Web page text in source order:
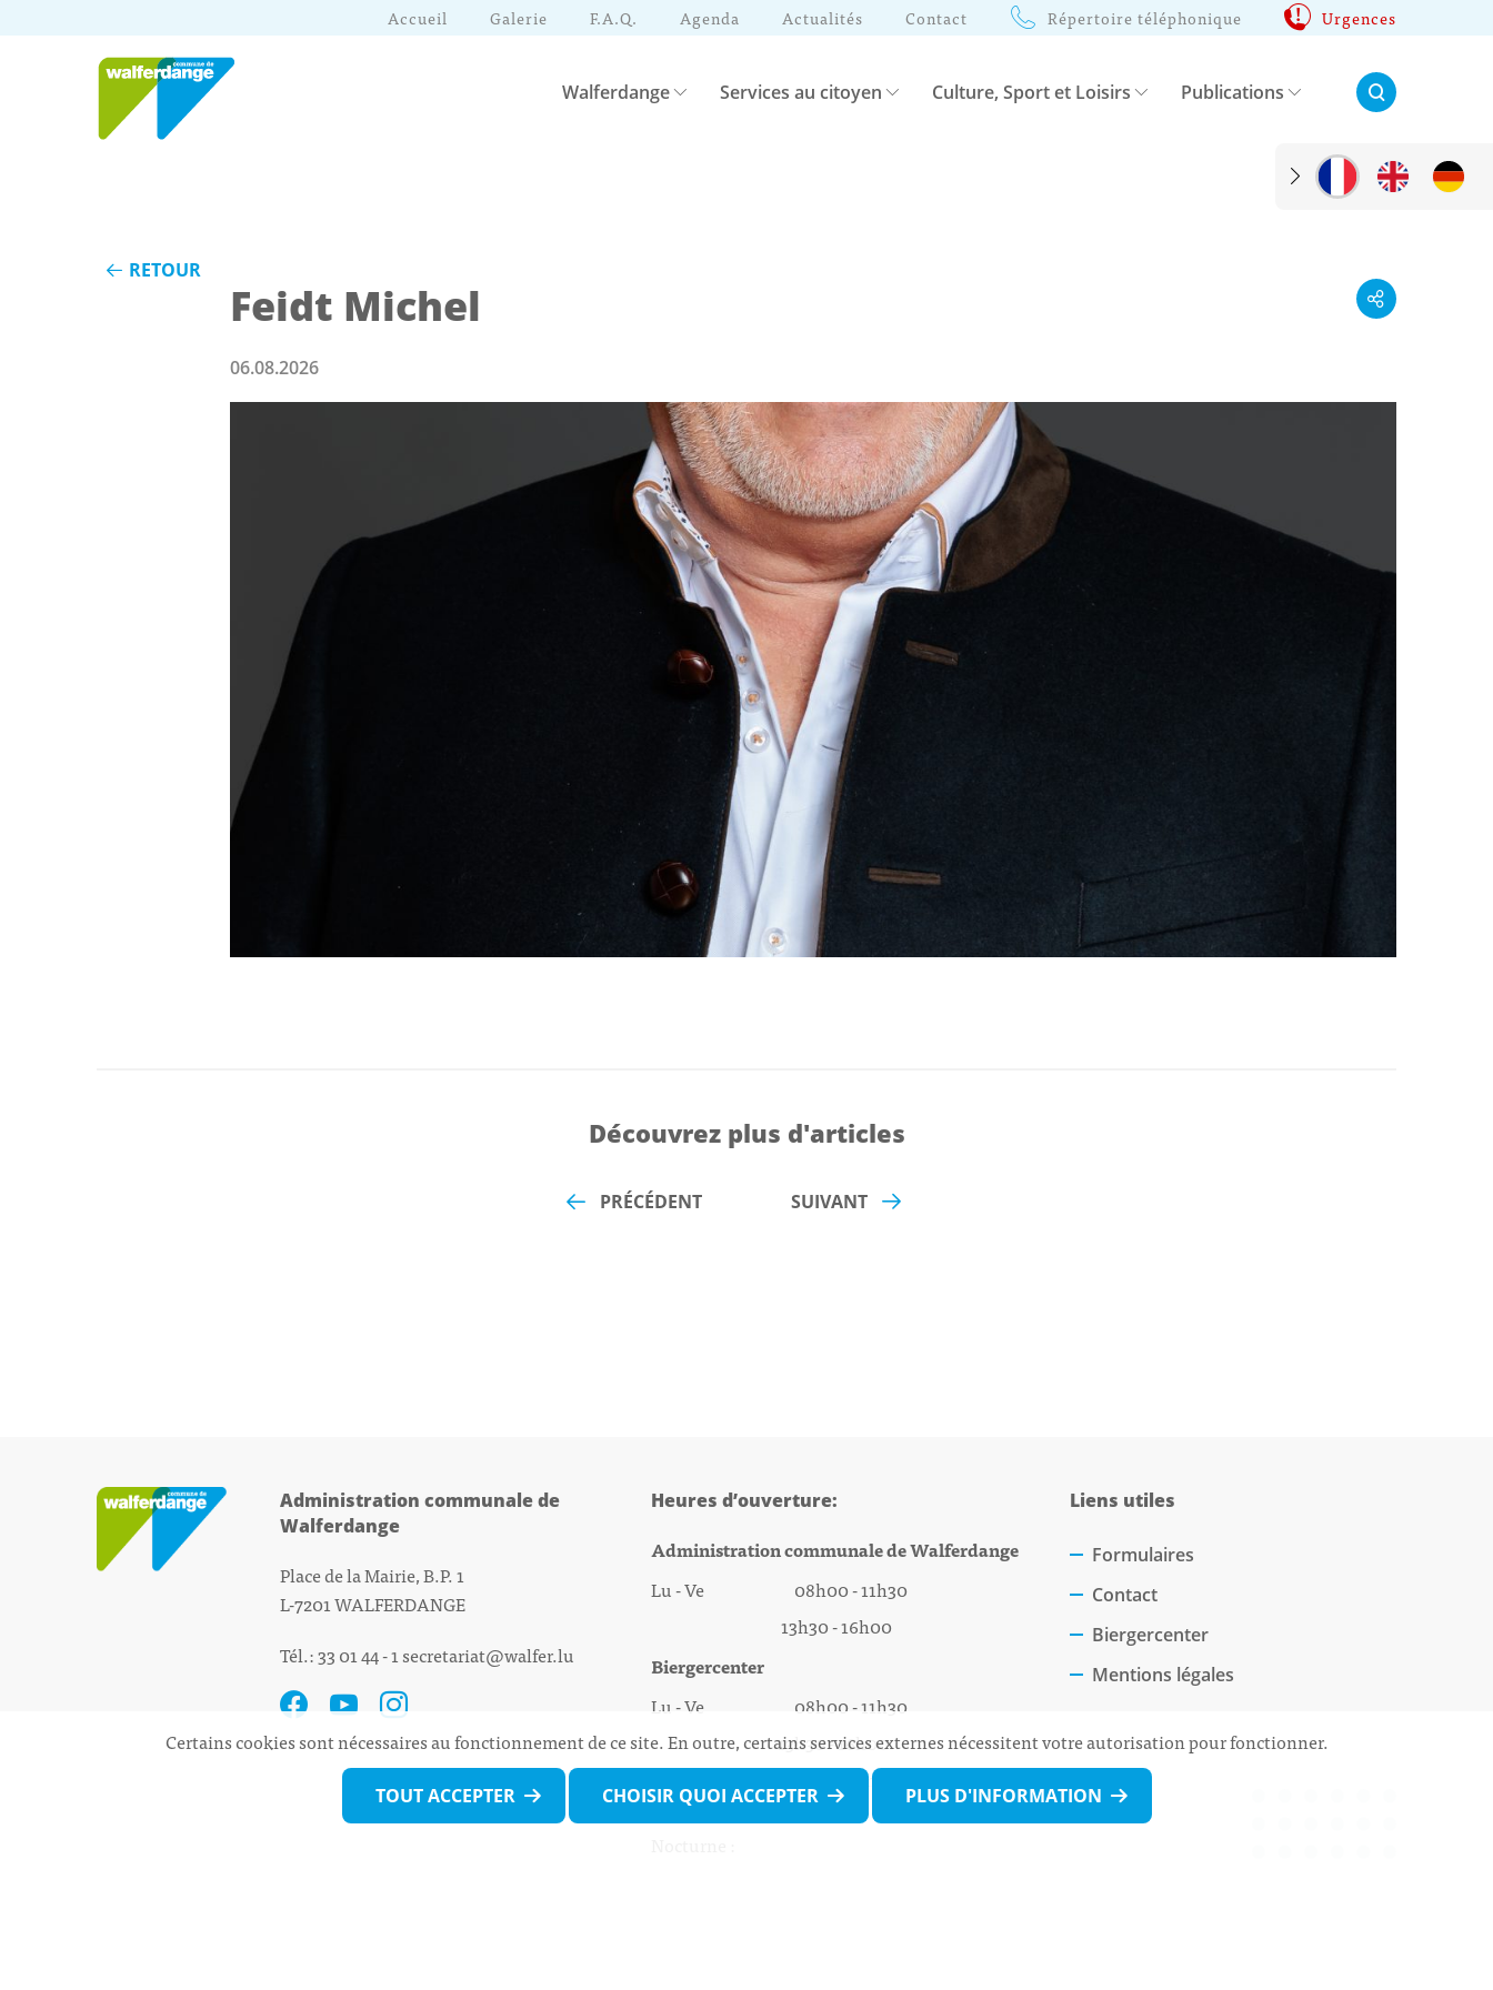
Accueil Galerie F.A.Q. Agenda Actualités Contact Répertoire téléphonique Urgences
Walferdange Services au citoyen Culture, Sport et Loisirs Publications Rechercher:
RETOUR
Feidt Michel
06.08.2026
Découvrez plus d'articles
PRÉCÉDENT SUIVANT
Administration communale de
Walferdange
Place de la Mairie, B.P. 1
L-7201 WALFERDANGE
Tél.: 33 01 44 - 1secretariat@walfer.lu
Heures d’ouverture:
Administration communale de Walferdange
Lu - Ve 08h00 - 11h30
13h30 - 16h00
Biergercenter
Lu - Ve 08h00 - 11h30
13h30 - 16h00
Le mardi après-midi et le vendredi après-
midi uniquement sur Rdv.
Liens utiles
Formulaires
Contact
Biergercenter
Mentions légales
Certains cookies sont nécessaires au fonctionnement de ce site. En outre, certains services externes nécessitent votre autorisation pour fonctionner.
TOUT ACCEPTER CHOISIR QUOI ACCEPTER PLUS D'INFORMATION